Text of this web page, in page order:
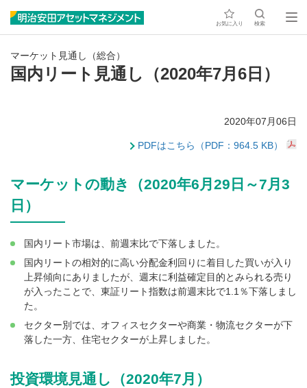
お気に入り 検索
マーケット見通し（総合）
国内リート見通し（2020年7月6日）
2020年07月06日
PDFはこちら（PDF：964.5 KB）
マーケットの動き（2020年6月29日～7月3
日）
国内リート市場は、前週末比で下落しました。
国内リートの相対的に高い分配金利回りに着目した買いが入り
上昇傾向にありましたが、週末に利益確定目的とみられる売り
が入ったことで、東証リート指数は前週末比で1.1％下落しまし
た。
セクター別では、オフィスセクターや商業・物流セクターが下
落した一方、住宅セクターが上昇しました。
投資環境見通し（2020年7月）